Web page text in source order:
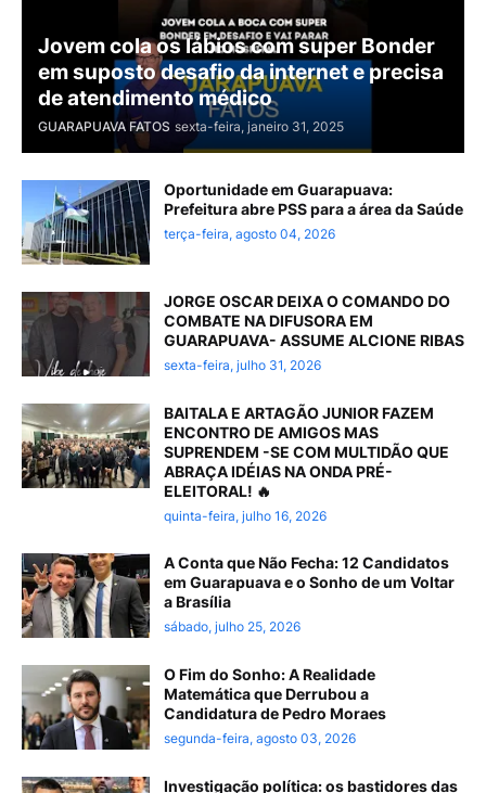
Jovem cola os lábios com super Bonder
em suposto desafio da internet e precisa
de atendimento médico
GUARAPUAVA FATOS sexta-feira, janeiro 31, 2025
Oportunidade em Guarapuava:
Prefeitura abre PSS para a área da Saúde
terça-feira, agosto 04, 2026
JORGE OSCAR DEIXA O COMANDO DO
COMBATE NA DIFUSORA EM
GUARAPUAVA- ASSUME ALCIONE RIBAS
sexta-feira, julho 31, 2026
BAITALA E ARTAGÃO JUNIOR FAZEM
ENCONTRO DE AMIGOS MAS
SUPRENDEM -SE COM MULTIDÃO QUE
ABRAÇA IDÉIAS NA ONDA PRÉ-
ELEITORAL! 🔥
quinta-feira, julho 16, 2026
A Conta que Não Fecha: 12 Candidatos
em Guarapuava e o Sonho de um Voltar
a Brasília
sábado, julho 25, 2026
O Fim do Sonho: A Realidade
Matemática que Derrubou a
Candidatura de Pedro Moraes
segunda-feira, agosto 03, 2026
Investigação política: os bastidores das